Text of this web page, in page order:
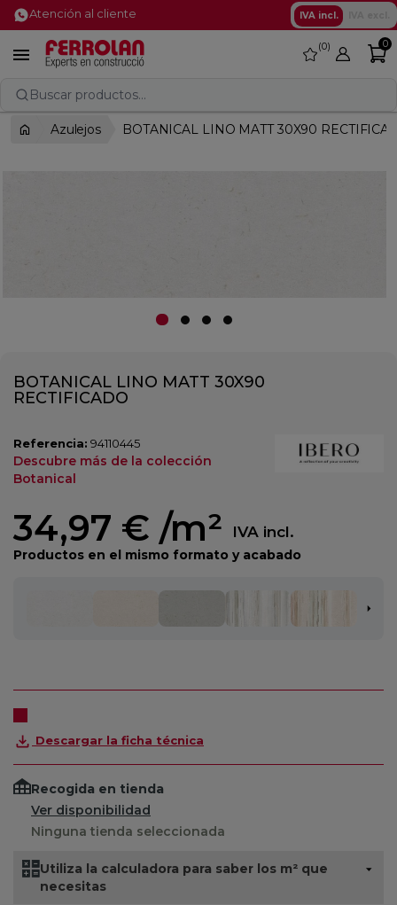
Atención al cliente IVA incl.
 favorite
0 0
Buscar productos...
Azulejos BOTANICAL LINO MATT 30X90
BOTANICAL LINO MATT 30X90
RECTIFICADO
Referencia: 94110445
Descubre más de la colección
Botanical
34,97 € /m² IVA incl.
Productos en el mismo formato y acabado
Descargar la ficha técnica
Recogida en tienda
Ver disponibilidad
Ninguna tienda seleccionada
Utiliza la calculadora para saber los m² que
necesitas